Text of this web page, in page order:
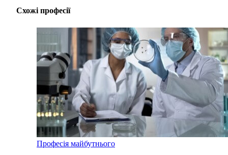
Схожі професії
Професія майбутнього